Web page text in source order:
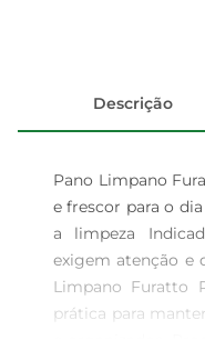
Descrição
Pano Limpano
e frescor para o
a limpeza
exigem atenção e
Limpano Furatto
prática para